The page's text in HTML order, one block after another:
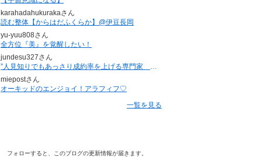
karahadahukurakaさん
読む整体【からはだふくらか】@伊豆長岡
yu-yuu808さん
全方位『美』を覚醒したい！
jundesu327さん
”人見知りでもあっさり成約率を上げる専門家 ジュンジ”のブログ
miepostさん
オーキッドのエンジョイ！アラフィフ♡
一覧を見る
フォローすると、このブログの更新情報が届きます。